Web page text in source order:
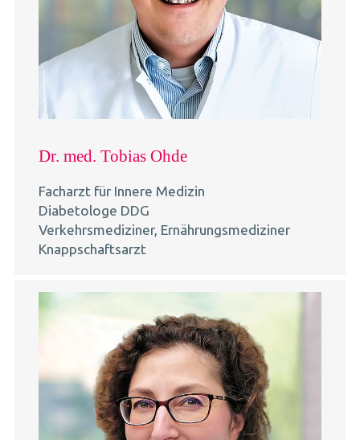
Dr. med. Tobias Ohde
Facharzt für Innere Medizin
Diabetologe DDG
Verkehrsmediziner, Ernährungsmediziner
Knappschaftsarzt